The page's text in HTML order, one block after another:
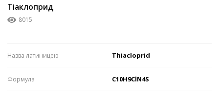
Тіаклоприд
8015
Назва латиницею Thiacloprid
Формула С10Н9СlN4S